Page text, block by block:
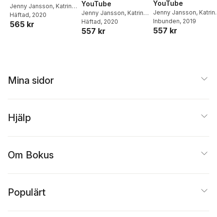
Jenny Jansson, Katrin
Uba
Häftad, 2020
565 kr
YouTube
Jenny Jansson, Katrin
Uba
Häftad, 2020
557 kr
YouTube
Jenny Jansson, Katrin
Uba
Inbunden, 2019
557 kr
Mina sidor
Hjälp
Om Bokus
Populärt